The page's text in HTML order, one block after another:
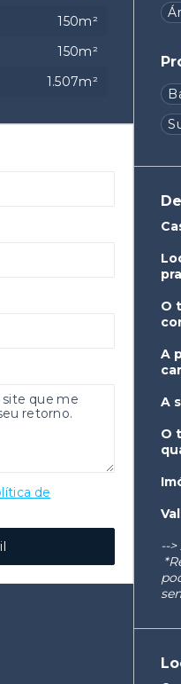
O
A
A
O
--
150m²
150m²
1.507m²
de